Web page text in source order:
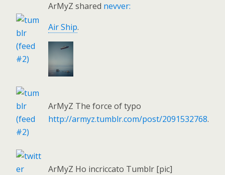
ArMyZ shared nevver:
Air Ship.
ArMyZ The force of typo
http://armyz.tumblr.com/post/2091532768.
ArMyZ Ho incriccato Tumblr [pic]